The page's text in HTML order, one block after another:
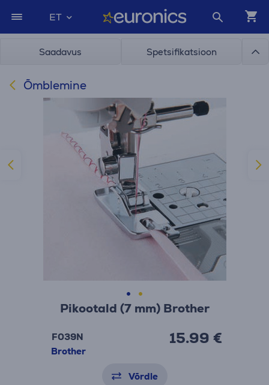
ET
Saadavus Spetsifikatsioon
Õmblemine
Pikootald (7 mm) Brother
F039N
Brother
15.99 €
Võrdle